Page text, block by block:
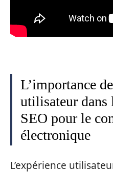
L’importance
utilisateur
SEO pour le
électronique
L’expérience